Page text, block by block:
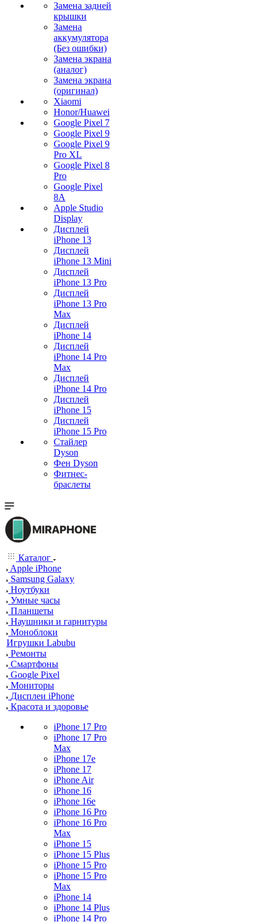
Замена задней
крышки
Замена
аккумулятора
(Без ошибки)
Замена экрана
(аналог)
Замена экрана
(оригинал)
Xiaomi
Honor/Huawei
Google Pixel 7
Google Pixel 9
Google Pixel 9
Pro XL
Google Pixel 8
Pro
Google Pixel
8A
Apple Studio
Display
Дисплей
iPhone 13
Дисплей
iPhone 13 Mini
Дисплей
iPhone 13 Pro
Дисплей
iPhone 13 Pro
Max
Дисплей
iPhone 14
Дисплей
iPhone 14 Pro
Max
Дисплей
iPhone 14 Pro
Дисплей
iPhone 15
Дисплей
iPhone 15 Pro
Стайлер
Dyson
Фен Dyson
Фитнес-
браслеты
Каталог
Apple iPhone
Samsung Galaxy
Ноутбуки
Умные часы
Планшеты
Наушники и гарнитуры
Моноблоки
Игрушки Labubu
Ремонты
Смартфоны
Google Pixel
Мониторы
Дисплеи iPhone
Красота и здоровье
iPhone 17 Pro
iPhone 17 Pro
Max
iPhone 17e
iPhone 17
iPhone Air
iPhone 16
iPhone 16e
iPhone 16 Pro
iPhone 16 Pro
Max
iPhone 15
iPhone 15 Plus
iPhone 15 Pro
iPhone 15 Pro
Max
iPhone 14
iPhone 14 Plus
iPhone 14 Pro